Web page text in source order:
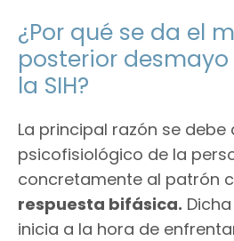
¿Por qué se da el
posterior
la SIH?
La principal razón se debe
psicofisiológico de la
concretamente al patrón
respuesta bifásica.
inicia a la hora de